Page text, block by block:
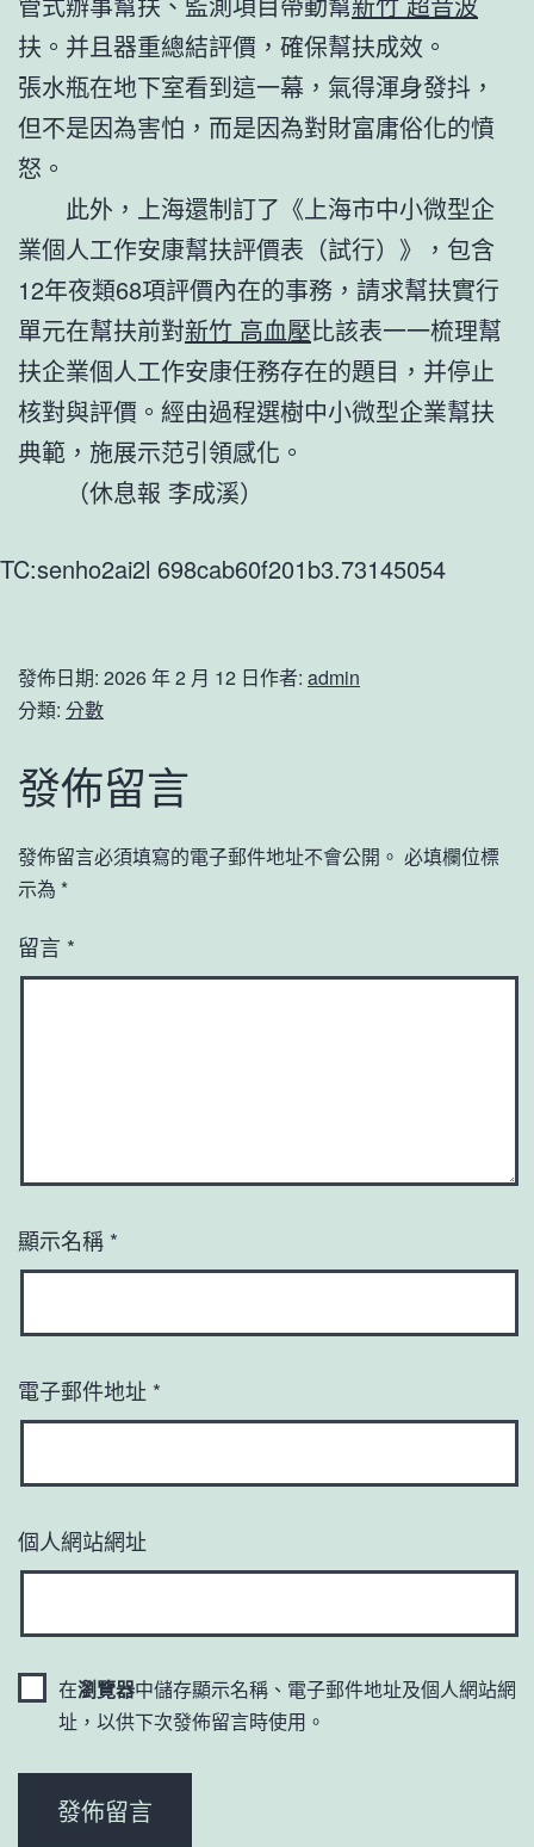
扶。并且器重總結評價，確保幫扶成效。
張水瓶在地下室看到這一幕，氣得渾身發抖，
但不是因為害怕，而是因為對財富庸俗化的憤
怒。
此外，上海還制訂了《上海市中小微型企
業個人工作安康幫扶評價表（試行）》，包含
12年夜類68項評價內在的事務，請求幫扶實行
單元在幫扶前對新竹 高血壓比該表一一梳理幫
扶企業個人工作安康任務存在的題目，并停止
核對與評價。經由過程選樹中小微型企業幫扶
典範，施展示范引領感化。
（休息報 李成溪）
TC:senho2ai2l 698cab60f201b3.73145054
發佈日期: 2026 年 2 月 12 日作者: admin
分類: 分數
發佈留言
發佈留言必須填寫的電子郵件地址不會公開。 必填欄位標
示為 *
留言 *
顯示名稱 *
電子郵件地址 *
個人網站網址
在瀏覽器中儲存顯示名稱、電子郵件地址及個人網站網
址，以供下次發佈留言時使用。